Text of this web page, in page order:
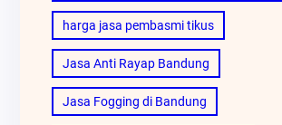
harga jasa pembasmi tikus
Jasa Anti Rayap Bandung
Jasa Fogging di Bandung